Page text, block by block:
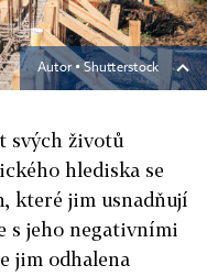
Autor ▪ Shutterstock
svých životů
hlediska se
které jim usnadňují
s jeho negativními
jim odhalena